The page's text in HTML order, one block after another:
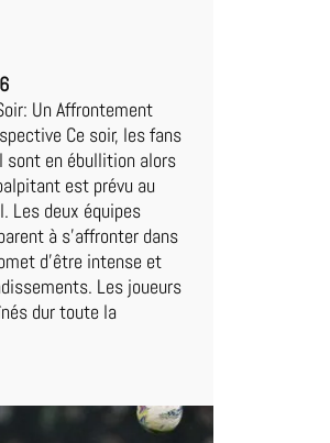
Un Affrontement
Ce soir, les fans
sont en ébullition alors
est prévu au
Les deux équipes
à s’affronter dans
d’être intense et
Les joueurs
dur toute la